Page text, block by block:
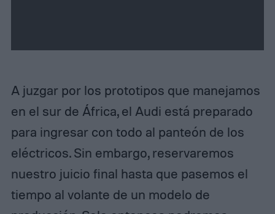
A juzgar por los prototipos que manejamos
en el sur de África, el Audi está preparado
para ingresar con todo al panteón de los
eléctricos. Sin embargo, reservaremos
nuestro juicio final hasta que pasemos el
tiempo al volante de un modelo de